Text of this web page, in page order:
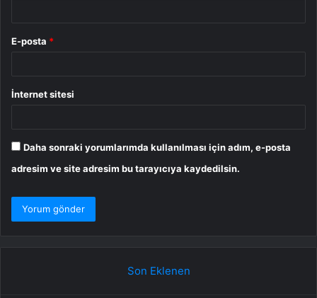
E-posta *
İnternet sitesi
Daha sonraki yorumlarımda kullanılması için adım, e-posta
adresim ve site adresim bu tarayıcıya kaydedilsin.
Son Eklenen